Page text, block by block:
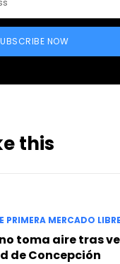
NOW
this
PRIMERA MERCADO LIBRE
toma aire tras
de Concepción